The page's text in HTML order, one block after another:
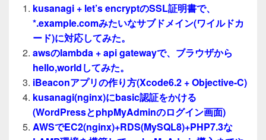
kusanagi + let’s encryptのSSL証明書で、
*.example.comみたいなサブドメイン(ワイルドカ
ード)に対応してみた。
awsのlambda + api gatewayで、ブラウザから
hello,worldしてみた。
iBeaconアプリの作り方(Xcode6.2 + Objective-C)
kusanagi(nginx)にbasic認証をかける
(WordPressとphpMyAdminのログイン画面)
AWSでEC2(nginx)+RDS(MySQL8)+PHP7.3な